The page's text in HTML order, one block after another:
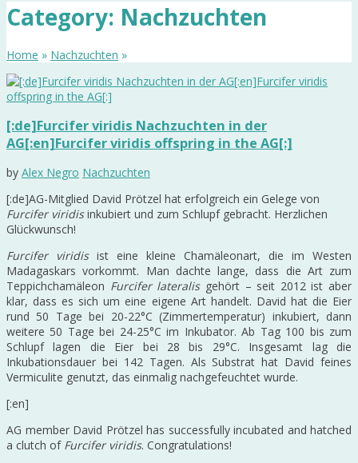
Category: Nachzuchten
Home » Nachzuchten »
[:de]Furcifer viridis Nachzuchten in der
AG[:en]Furcifer viridis offspring in the AG[:]
by Alex Negro Nachzuchten
[:de]AG-Mitglied David Prötzel hat erfolgreich ein Gelege von
Furcifer viridisinkubiert und zum Schlupf gebracht. Herzlichen
Glückwunsch!
Furcifer viridisist eine kleine Chamäleonart, die im Westen
Madagaskars vorkommt. Man dachte lange, dass die Art zum
Teppichchamäleon Furcifer lateralisgehört – seit 2012 ist aber
klar, dass es sich um eine eigene Art handelt. David hat die Eier
rund 50 Tage bei 20-22°C (Zimmertemperatur) inkubiert, dann
weitere 50 Tage bei 24-25°C im Inkubator. Ab Tag 100 bis zum
Schlupf lagen die Eier bei 28 bis 29°C. Insgesamt lag die
Inkubationsdauer bei 142 Tagen. Als Substrat hat David feines
Vermiculite genutzt, das einmalig nachgefeuchtet wurde.
[:en]
AG member David Prötzel has successfully incubated and hatched
a clutch of Furcifer viridis. Congratulations!